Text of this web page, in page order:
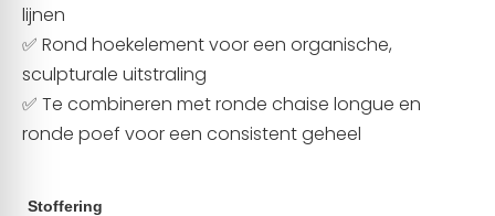
lijnen
✅ Rond hoekelement voor een organische,
sculpturale uitstraling
✅ Te combineren met ronde chaise longue en
ronde poef voor een consistent geheel
Stoffering